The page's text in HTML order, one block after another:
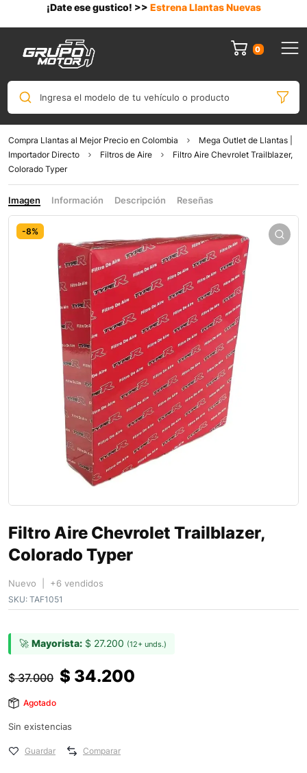
¡Date ese gustico! >> Estrena Llantas Nuevas
0
Ingresa el modelo de tu vehículo o producto
Compra Llantas al Mejor Precio en Colombia
Mega Outlet de Llantas |
Importador Directo
Filtros de Aire
Filtro Aire Chevrolet Trailblazer,
Colorado Typer
Imagen Información Descripción Reseñas
-8%
Filtro Aire Chevrolet Trailblazer,
Colorado Typer
Nuevo | +6 vendidos
SKU: TAF1051
🚀 Mayorista: $ 27.200 (12+ unds.)
$37.000 $ 34.200
Agotado
Sin existencias
Guardar Comparar